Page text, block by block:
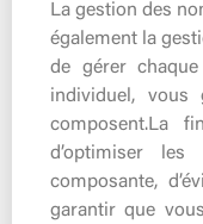
La gestion des
également la
de gérer
individuel, vous
composent.La
d’optimiser
composante,
garantir que